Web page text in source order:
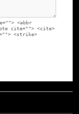
<abbr
cite=""> <cite>
<strike>